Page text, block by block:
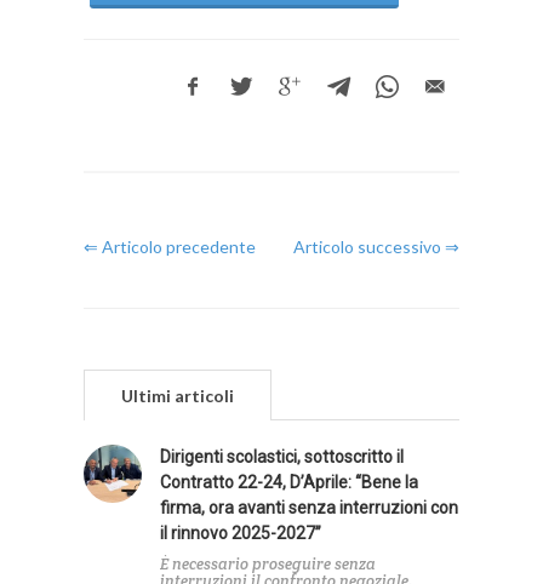
⇐ Articolo precedente Articolo successivo ⇒
Ultimi articoli
Dirigenti scolastici, sottoscritto il
Contratto 22-24, D’Aprile: “Bene la
firma, ora avanti senza interruzioni con
il rinnovo 2025-2027”
È necessario proseguire senza